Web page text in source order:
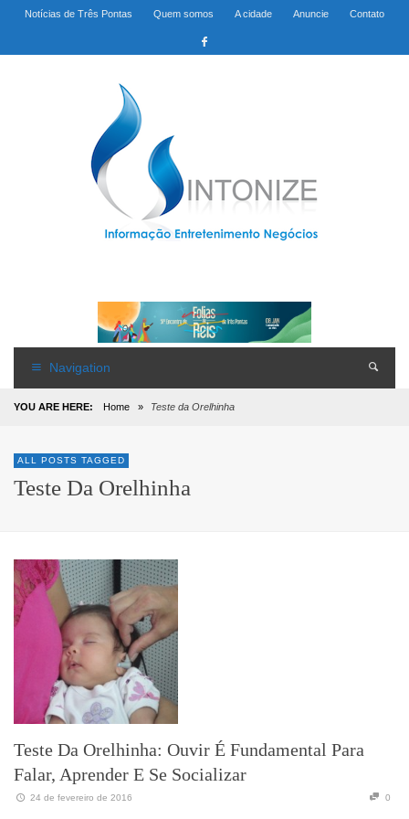
Notícias de Três Pontas Quem somos A cidade Anuncie Contato
Navigation
YOU ARE HERE: Home » Teste da Orelhinha
ALL POSTS TAGGED
Teste Da Orelhinha
Teste Da Orelhinha: Ouvir É Fundamental Para
Falar, Aprender E Se Socializar
24 de fevereiro de 2016 0